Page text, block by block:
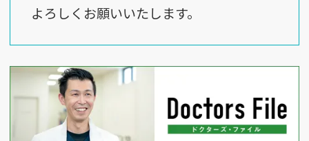
よろしくお願いいたします。